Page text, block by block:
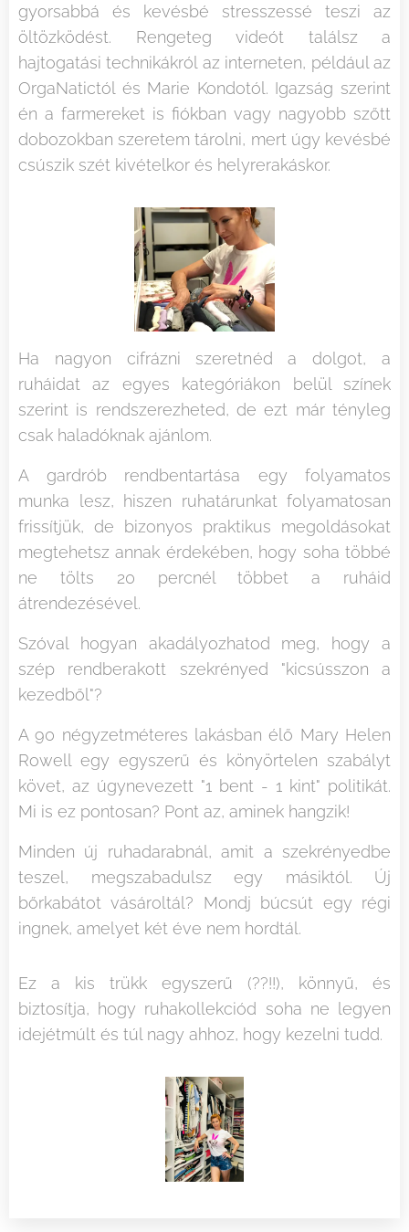
gyorsabbá és kevésbé stresszessé teszi az
öltözködést. Rengeteg videót találsz a
hajtogatási technikákról az interneten, például az
OrgaNatictól és Marie Kondotól. Igazság szerint
én a farmereket is fiókban vagy nagyobb szőtt
dobozokban szeretem tárolni, mert úgy kevésbé
csúszik szét kivételkor és helyrerakáskor.
Ha nagyon cifrázni szeretnéd a dolgot, a
ruháidat az egyes kategóriákon belül színek
szerint is rendszerezheted, de ezt már tényleg
csak haladóknak ajánlom.
A gardrób rendbentartása egy folyamatos
munka lesz, hiszen ruhatárunkat folyamatosan
frissítjük, de bizonyos praktikus megoldásokat
megtehetsz annak érdekében, hogy soha többé
ne tölts 20 percnél többet a ruháid
átrendezésével.
Szóval hogyan akadályozhatod meg, hogy a
szép rendberakott szekrényed "kicsússzon a
kezedből"?
A 90 négyzetméteres lakásban élő Mary Helen
Rowell egy egyszerű és könyörtelen szabályt
követ, az úgynevezett "1 bent - 1 kint" politikát.
Mi is ez pontosan? Pont az, aminek hangzik!
Minden új ruhadarabnál, amit a szekrényedbe
teszel, megszabadulsz egy másiktól. Új
bőrkabátot vásároltál? Mondj búcsút egy régi
ingnek, amelyet két éve nem hordtál.
Ez a kis trükk egyszerű (??!!), könnyű, és
biztosítja, hogy ruhakollekciód soha ne legyen
idejétmúlt és túl nagy ahhoz, hogy kezelni tudd.
2026.06.06
2025.01.22
Nem